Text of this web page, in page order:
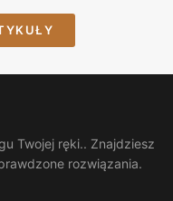
Twojej ręki.. Znajdziesz
rozwiązania.